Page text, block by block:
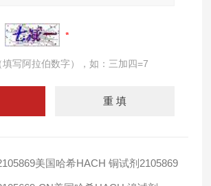
写阿拉伯数字），如：三加四=7
美国哈希HACH 铜试剂2105869